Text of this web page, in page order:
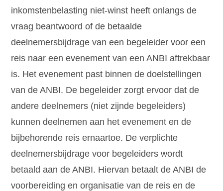
inkomstenbelasting niet-winst heeft onlangs de
vraag beantwoord of de betaalde
deelnemersbijdrage van een begeleider voor een
reis naar een evenement van een ANBI aftrekbaar
is. Het evenement past binnen de doelstellingen
van de ANBI. De begeleider zorgt ervoor dat de
andere deelnemers (niet zijnde begeleiders)
kunnen deelnemen aan het evenement en de
bijbehorende reis ernaartoe. De verplichte
deelnemersbijdrage voor begeleiders wordt
betaald aan de ANBI. Hiervan betaalt de ANBI de
voorbereiding en organisatie van de reis en de